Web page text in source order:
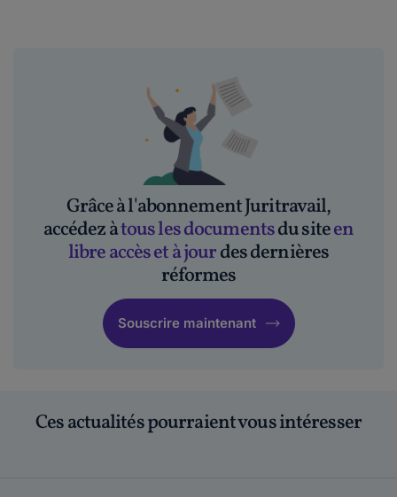
Grâce à l'abonnement Juritravail,
accédez àtous les documentsdu siteen
libre accès et à jourdes dernières
réformes
Souscrire maintenant
Ces actualités pourraient vous intéresser